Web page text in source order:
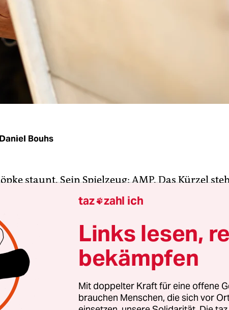
Daniel Bouhs
staunt. Sein Spielzeug: AMP. Das Kürzel
Mobile Pages“, beschleunigte mobile Seiten.
von
Zeit Online
und hat genau daran ein
sich Leser in rasantem Tempo durch sein
können. „Das sind keine vorgeladenen
er mit einer schnellen Bewegung den Text,
seinem Handy abgerufen hat, wegschiebt. Und
der Geschäftsführer wieder seinen Daumen
im Browser schon die nächste Geschichte.
taz zahl ich
Links lesen,
bekämpfen
Mit doppelter Kraft für eine offene
brauchen Menschen, die sich vor